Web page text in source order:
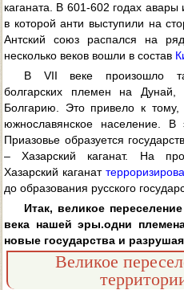
каганата. В 601-602 годах
в которой анти выступили на
Антский союз распался на
несколько веков вошли в состав
В VII веке произошло
болгарских племен на Дунай,
Болгарию. Это привело к
южнославянское население.
Приазовье образуется
– Хазарский каганат. На
Хазарский каганат
до образования русского
Итак, великое
века нашей эры.одни
новые государства и
Великое